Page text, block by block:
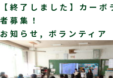
【終了しました】カー
者募集！
お知らせ, ボランティア